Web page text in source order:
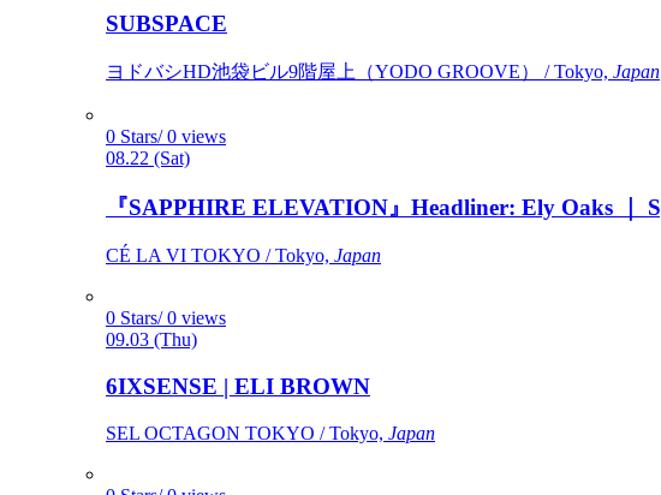
SUBSPACE
ヨドバシHD池袋ビル9階屋上（YODO GROOVE） / Tokyo, Japan
0 Stars/ 0 views
08.22 (Sat)
『SAPPHIRE ELEVATION』Headliner: Ely Oaks ｜
CÉ LA VI TOKYO / Tokyo, Japan
0 Stars/ 0 views
09.03 (Thu)
6IXSENSE | ELI BROWN
SEL OCTAGON TOKYO / Tokyo, Japan